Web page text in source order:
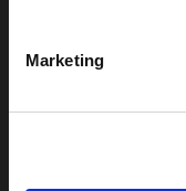
Marketing
Concerte si